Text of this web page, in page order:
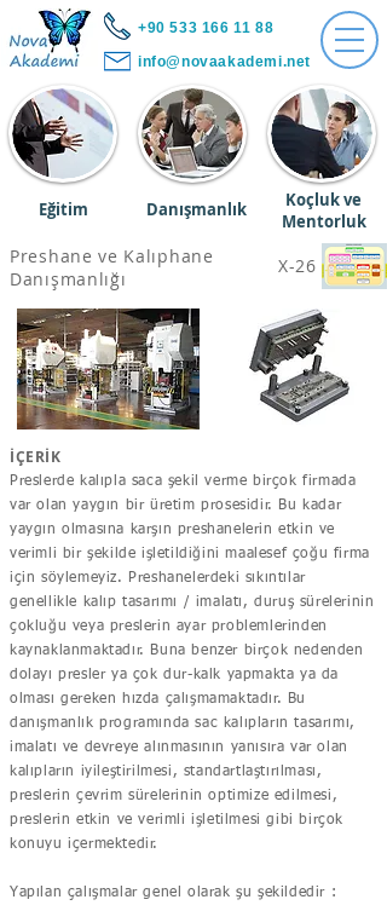
+90 533 166 11 88
info@novaakademi.net
Eğitim Danışmanlık
Koçluk ve
Mentorluk
Preshane ve Kalıphane
Danışmanlığı
X-26
İÇERİK
Preslerde kalıpla saca şekil verme birçok firmada
var olan yaygın bir üretim prosesidir. Bu kadar
yaygın olmasına karşın preshanelerin etkin ve
verimli bir şekilde işletildiğini maalesef çoğu firma
için söylemeyiz. Preshanelerdeki sıkıntılar
genellikle kalıp tasarımı / imalatı, duruş sürelerinin
çokluğu veya preslerin ayar problemlerinden
kaynaklanmaktadır. Buna benzer birçok nedenden
dolayı presler ya çok dur-kalk yapmakta ya da
olması gereken hızda çalışmamaktadır. Bu
danışmanlık programında sac kalıpların tasarımı,
imalatı ve devreye alınmasının yanısıra var olan
kalıpların iyileştirilmesi, standartlaştırılması,
preslerin çevrim sürelerinin optimize edilmesi,
preslerin etkin ve verimli işletilmesi gibi birçok
konuyu içermektedir.
Yapılan çalışmalar genel olarak şu şekildedir :